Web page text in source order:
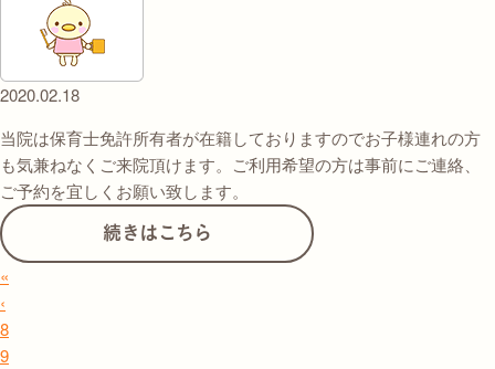
2020.02.18
当院は保育士免許所有者が在籍しておりますのでお子様連れの方
も気兼ねなくご来院頂けます。ご利用希望の方は事前にご連絡、
ご予約を宜しくお願い致します。
続きはこちら
«
‹
8
9